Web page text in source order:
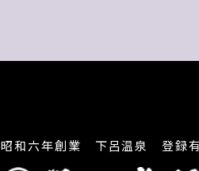
昭和六年創業 下呂温泉 登録